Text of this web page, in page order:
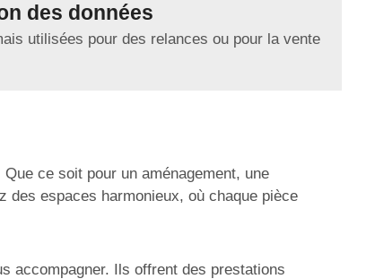
des données
utilisées pour des relances ou pour la vente
ce soit pour un aménagement, une
des espaces harmonieux, où chaque pièce
accompagner. Ils offrent des prestations